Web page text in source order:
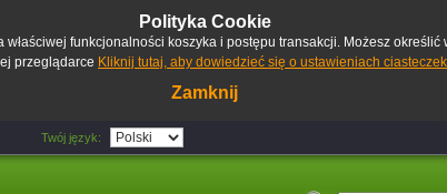
Polityka Cookie
funkcjonalności koszyka i postępu transakcji. Możesz
przeglądarce Kliknij tutaj, aby dowiedzieć się o ustawieniach
Zamknij
Twój język: